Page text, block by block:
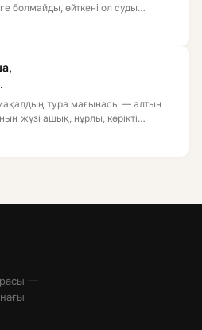
болмайды, өйткені ол суды
тура мағынасы — алтын
жүзі ашық, нұрлы, көрікті
—